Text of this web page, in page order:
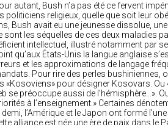
autant, Bush n’a pas été ce fervent
politiciens religieux, quelle que soit leur
Bush avait eu une jeunesse dissolue,
sont les séquelles de ces deux maladies
intellectuel, illustré notamment par
qu’aux États-Unis la langue anglaise
et les approximations de langage
Pour rire des perles bushiniennes,
«Kosoviens» pour désigner Kosovars.
se préoccupe aussi de l’hémisphère…».
à l’enseignement.» Certaines
demi, l’Amérique et le Japon ont formé
alliance est née une ère de paix dans le